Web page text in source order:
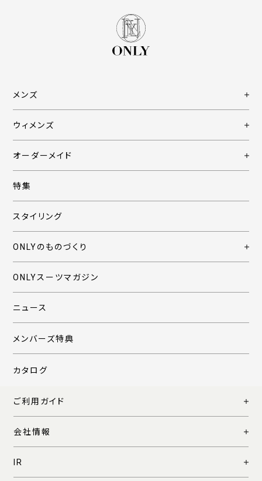
メンズ
ウィメンズ
オーダーメイド
特集
スタイリング
ONLYのものづくり
ONLYスーツマガジン
ニュース
メンバーズ特典
カタログ
ご利用ガイド
会社情報
IR